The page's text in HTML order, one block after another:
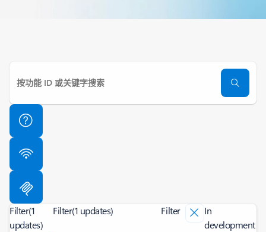
Filter(1
updates)
Filter(1 updates) Filter
In
development